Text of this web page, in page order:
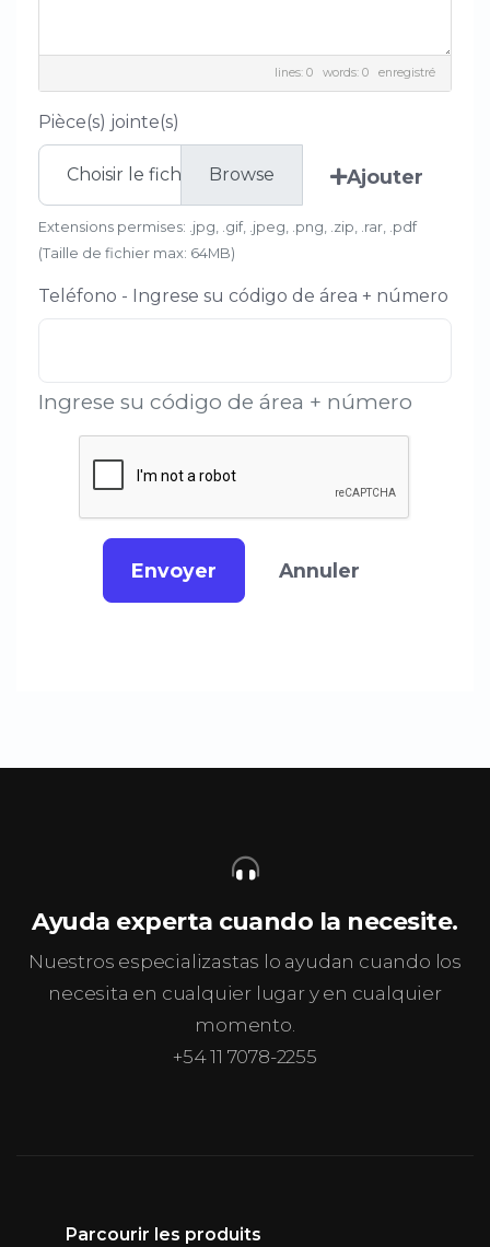
lines: 0 words: 0 enregistré
Pièce(s) jointe(s)
Choisir le fichier Ajouter
Extensions permises: .jpg, .gif, .jpeg, .png, .zip, .rar, .pdf
(Taille de fichier max: 64MB)
Teléfono - Ingrese su código de área + número
Ingrese su código de área + número
Envoyer Annuler
Ayuda experta cuando la necesite.
Nuestros especializastas lo ayudan cuando los
necesita en cualquier lugar y en cualquier
momento.
+54 11 7078-2255
Parcourir les produits